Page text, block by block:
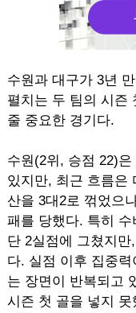
수원과 대구가 3년
펼치는 두 팀의 시즌
줄 중요한 경기다.
수원(2위, 승점 22)
있지만, 최근 흐름은
산을 3대2로 꺾었으
패를 당했다. 특히
단 2실점에 그쳤지
다. 실점 이후 집중
는 장면이 반복되고
시즌 첫 골을 넣지